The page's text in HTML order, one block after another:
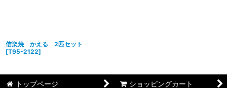
信楽焼 かえる 2匹セット
[T95-2122]
トップページ ショッピングカート